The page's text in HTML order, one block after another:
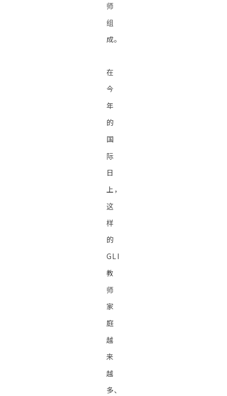
师
组
成。
在
今
年
的
国
际
日
上，
这
样
的
GLI
教
师
家
庭
越
来
越
多、